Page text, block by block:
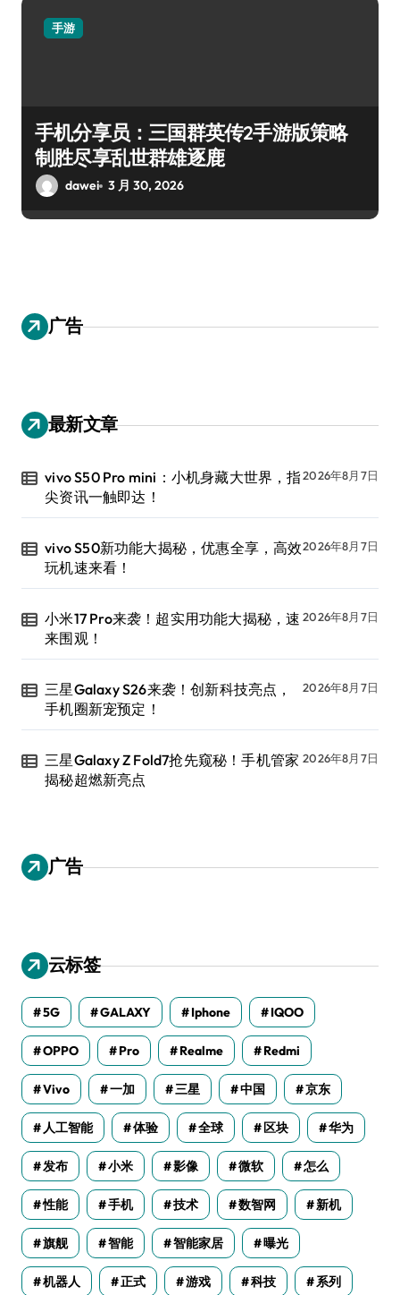
手游
手机分享员：三国群英传2手游版策略
制胜尽享乱世群雄逐鹿
dawei 3 月 30, 2026
广告
最新文章
vivo S50 Pro mini：小机身藏大世界，指
尖资讯一触即达！
2026年8月7日
vivo S50新功能大揭秘，优惠全享，高效
玩机速来看！
2026年8月7日
小米17 Pro来袭！超实用功能大揭秘，速
来围观！
2026年8月7日
三星Galaxy S26来袭！创新科技亮点，
手机圈新宠预定！
2026年8月7日
三星Galaxy Z Fold7抢先窥秘！手机管家
揭秘超燃新亮点
2026年8月7日
广告
云标签
5G GALAXY Iphone IQOO
OPPO Pro Realme Redmi
Vivo 一加 三星 中国 京东
人工智能 体验 全球 区块 华为
发布 小米 影像 微软 怎么
性能 手机 技术 数智网 新机
旗舰 智能 智能家居 曝光
机器人 正式 游戏 科技 系列